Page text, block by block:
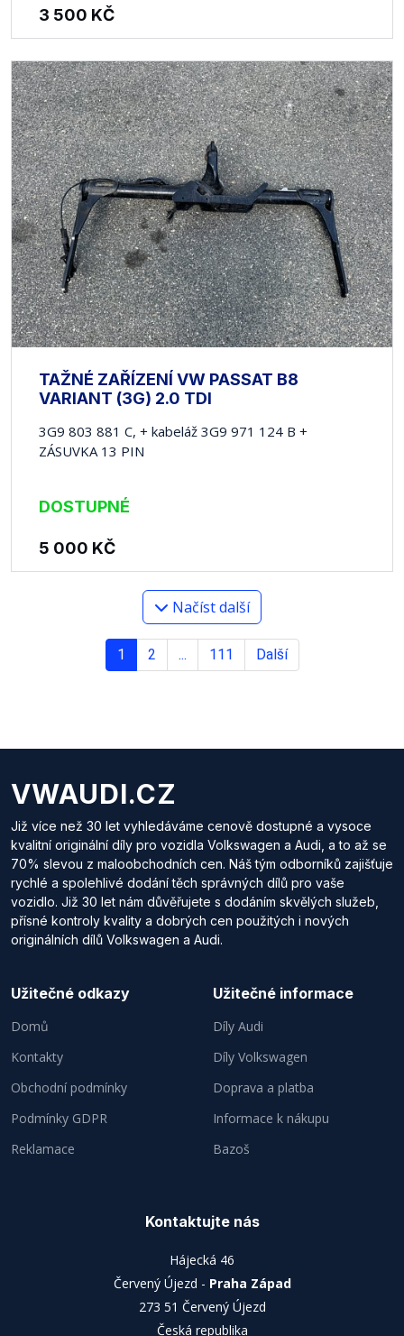
3 500 KČ
TAŽNÉ ZAŘÍZENÍ VW PASSAT B8
VARIANT (3G) 2.0 TDI
3G9 803 881 C, + kabeláž 3G9 971 124 B +
ZÁSUVKA 13 PIN
DOSTUPNÉ
5 000 KČ
Načíst další
1 2 ... 111 Další
VWAUDI.CZ
Již více než 30 let vyhledáváme cenově dostupné a vysoce
kvalitní originální díly pro vozidla Volkswagen a Audi, a to až se
70% slevou z maloobchodních cen. Náš tým odborníků zajišťuje
rychlé a spolehlivé dodání těch správných dílů pro vaše
vozidlo. Již 30 let nám důvěřujete s dodáním skvělých služeb,
přísné kontroly kvality a dobrých cen použitých i nových
originálních dílů Volkswagen a Audi.
Užitečné odkazy
Domů
Kontakty
Obchodní podmínky
Podmínky GDPR
Reklamace
Užitečné informace
Díly Audi
Díly Volkswagen
Doprava a platba
Informace k nákupu
Bazoš
Kontaktujte nás
Hájecká 46
Červený Újezd - Praha Západ
273 51 Červený Újezd
Česká republika